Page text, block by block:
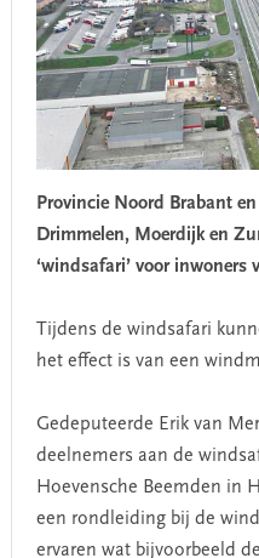
Provincie Noord Brabant
Drimmelen, Moerdijk en
‘windsafari’ voor inwoners
Tijdens de windsafari
het effect is van een
Gedeputeerde Erik van
deelnemers aan de
Hoevensche Beemden in
een rondleiding bij de
ervaren wat bijvoorbeeld